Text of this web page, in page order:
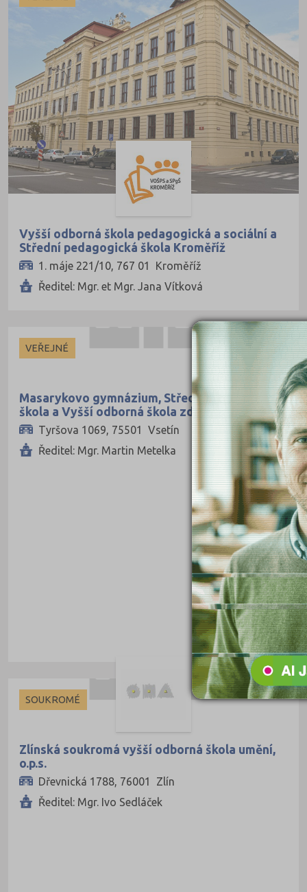
Veřejné
Informatické
Dopravní
Grafické
Hotelnictví a cestovní ruch
Humanitní
Obchod, podnikání, služby
Policejní a vojenské
Právní
Sportovní
Technické
Umělecké
Vyšší odborná škola pedagogická a sociální a
Střední pedagogická škola Kroměříž
1. máje 221/10, 767 01 Kroměříž
Ředitel: Mgr. et Mgr. Jana Vítková
VEŘEJNÉ
Masarykovo gymnázium, Střední zdravotnická
škola a Vyšší odborná škola zdravotnická
VsetínTyršova 1069, 75501 Vsetín
Ředitel: Mgr. Martin Metelka
SOUKROMÉ
Zlínská soukromá vyšší odborná škola umění,
o.p.s.
Dřevnická 1788, 76001 Zlín
Ředitel: Mgr. Ivo Sedláček